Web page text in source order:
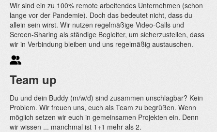
Wir sind ein zu 100% remote arbeitendes Unternehmen (schon
lange vor der Pandemie). Doch das bedeutet nicht, dass du
allein sein wirst. Wir nutzen regelmäßige Video-Calls und
Screen-Sharing als ständige Begleiter, um sicherzustellen, dass
wir in Verbindung bleiben und uns regelmäßig austauschen.
Team up
Du und dein Buddy (m/w/d) sind zusammen unschlagbar? Kein
Problem. Wir freuen uns, euch als Team zu begrüßen. Wenn
möglich setzen wir euch in gemeinsamen Projekten ein. Denn
wir wissen ... manchmal ist 1+1 mehr als 2.